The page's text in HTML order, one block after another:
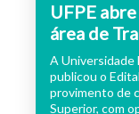
UFPE
área de
A Universidade
publicou o
provimento de
Superior, com